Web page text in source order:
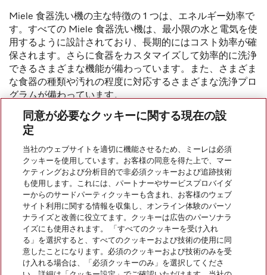
Miele 食器洗い機の主な特徴の 1 つは、エネルギー効率で
す。すべての Miele 食器洗い機は、最小限の水と電気を使
用するように設計されており、長期的にはコスト効率が確
保されます。さらに食器をカスタマイズして効率的に洗浄
できるさまざまな機能が備わっています。また、さまざま
な食器の種類や汚れの程度に対応するさまざまな洗浄プロ
グラムが備わっています。
会社案内
サービス
同意が必要なクッキーに関する現在の設
定
当社のウェブサイトを適切に機能させるため、ミーレは必須
クッキーを使用しています。お客様の同意を得た上で、マー
ケティングおよび分析目的で非必須クッキーおよび追跡技術
も使用します。これには、パートナーやサービスプロバイダ
ーからのサードパーティクッキーも含まれ、お客様のウェブ
サイト利用に関する情報を収集し、オンライン体験のパーソ
ナライズと改善に役立てます。クッキーは広告のパーソナラ
イズにも使用されます。 「すべてのクッキーを受け入れ
る」を選択すると、すべてのクッキーおよび技術の使用に同
意したことになります。必須のクッキーおよび技術のみを受
け入れる場合は、「必須クッキーのみ」を選択してくださ